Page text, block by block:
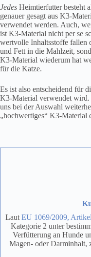
Jedes Heimtierfutter besteht
genauer gesagt aus K3-
verwendet werden. Auch,
ist K3-Material nicht per se
wertvolle Inhaltsstoffe fallen
und Fett in die Mahlzeit,
K3-Material wiederum hat
für die Katze.
Es ist also entscheidend für
K3-Material verwendet wird.
uns bei der Auswahl
„hochwertiges“ K3-Material
Laut EU 1069/2009,
Kategorie 2 unter
Verfütterung an Hunde
Magen- oder Darminhalt,